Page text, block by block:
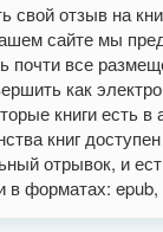
свой отзыв на
сайте мы
почти все
как
книги есть
книг
отрывок, и
в форматах: